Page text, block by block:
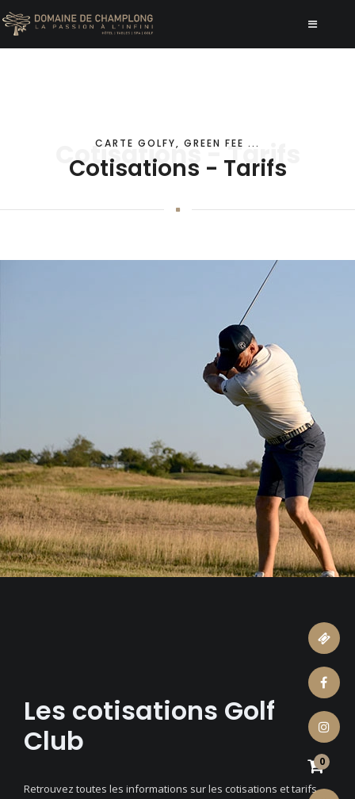
Cotisations - Tarifs
CARTE GOLFY, GREEN FEE ...
Cotisations - Tarifs
Les cotisations Golf
Club
Retrouvez toutes les informations sur les cotisations et tarifs
ticket
facebook
instagram
0